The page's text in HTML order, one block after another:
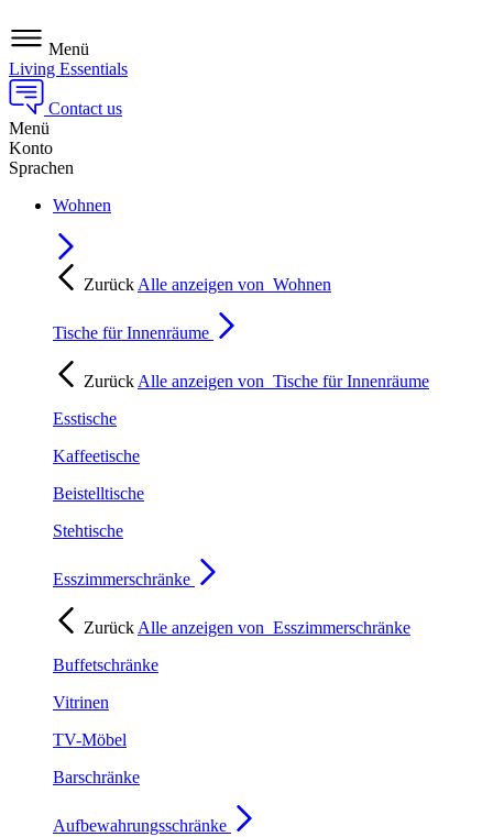
Menü
Living Essentials
Contact us
Menü
Konto
Sprachen
Wohnen
Zurück Alle anzeigen von Wohnen
Tische für Innenräume
Zurück Alle anzeigen von Tische für Innenräume
Esstische
Kaffeetische
Beistelltische
Stehtische
Esszimmerschränke
Zurück Alle anzeigen von Esszimmerschränke
Buffetschränke
Vitrinen
TV-Möbel
Barschränke
Aufbewahrungsschränke